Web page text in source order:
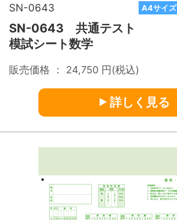
A4サイズ
SN-0643
SN-0643 共通テスト
模試シート数学
販売価格 ： 24,750 円(税込)
詳しく見る